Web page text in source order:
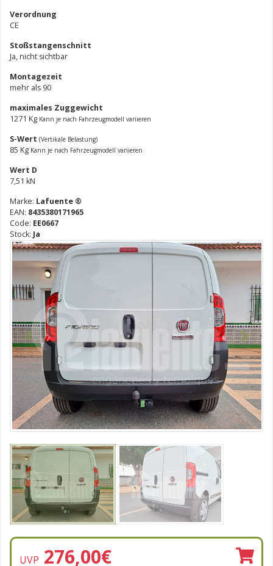
Verordnung
CE
Stoßstangenschnitt
Ja, nicht sichtbar
Montagezeit
mehr als 90
maximales Zuggewicht
1271 Kg Kann je nach Fahrzeugmodell variieren
S-Wert (Vertikale Belastung)
85 Kg Kann je nach Fahrzeugmodell variieren
Wert D
7,51 kN
Marke: Lafuente ®
EAN: 8435380171965
Code: EE0667
Stock: Ja
Vorhergehend
UVP 276,00€